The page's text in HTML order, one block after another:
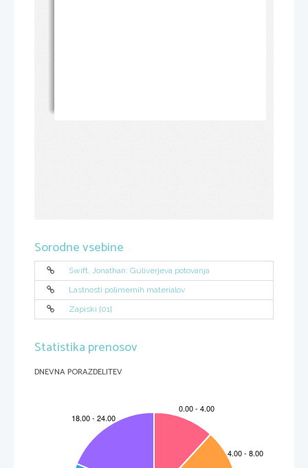
Sorodne vsebine
Swift, Jonathan: Guliverjeva potovanja
Lastnosti polimernih materialov
Zapiski [01]
Statistika prenosov
DNEVNA PORAZDELITEV